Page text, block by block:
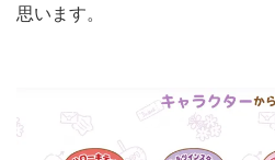
思います。